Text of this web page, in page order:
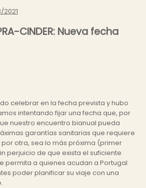
CINDER: Nueva fecha
celebrar en la fecha prevista y hubo
intentando fijar una fecha que, por
nuestro encuentro bianual pueda
garantías sanitarias que requiere
otra, sea lo más próxima (primer
perjuicio de que exista el suficiente
permita a quienes acudan a Portugal
poder planificar su viaje con una